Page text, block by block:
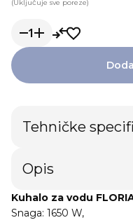
(Uključuje sve poreze)
1
Tehničke
Opis
Kuhalo za vodu
Snaga: 1650 W,